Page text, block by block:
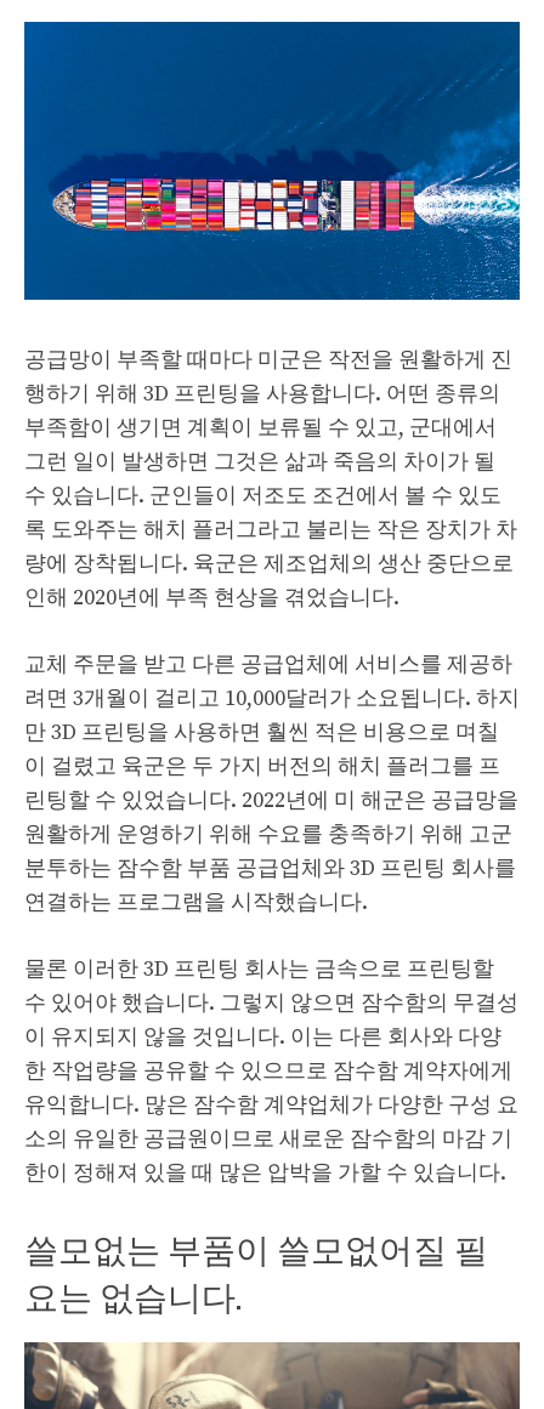
공급망이 부족할 때마다 미군은 작전을 원활하게 진
행하기 위해 3D 프린팅을 사용합니다. 어떤 종류의
부족함이 생기면 계획이 보류될 수 있고, 군대에서
그런 일이 발생하면 그것은 삶과 죽음의 차이가 될
수 있습니다. 군인들이 저조도 조건에서 볼 수 있도
록 도와주는 해치 플러그라고 불리는 작은 장치가 차
량에 장착됩니다. 육군은 제조업체의 생산 중단으로
인해 2020년에 부족 현상을 겪었습니다.
교체 주문을 받고 다른 공급업체에 서비스를 제공하
려면 3개월이 걸리고 10,000달러가 소요됩니다. 하지
만 3D 프린팅을 사용하면 훨씬 적은 비용으로 며칠
이 걸렸고 육군은 두 가지 버전의 해치 플러그를 프
린팅할 수 있었습니다. 2022년에 미 해군은 공급망을
원활하게 운영하기 위해 수요를 충족하기 위해 고군
분투하는 잠수함 부품 공급업체와 3D 프린팅 회사를
연결하는 프로그램을 시작했습니다.
물론 이러한 3D 프린팅 회사는 금속으로 프린팅할
수 있어야 했습니다. 그렇지 않으면 잠수함의 무결성
이 유지되지 않을 것입니다. 이는 다른 회사와 다양
한 작업량을 공유할 수 있으므로 잠수함 계약자에게
유익합니다. 많은 잠수함 계약업체가 다양한 구성 요
소의 유일한 공급원이므로 새로운 잠수함의 마감 기
한이 정해져 있을 때 많은 압박을 가할 수 있습니다.
쓸모없는 부품이 쓸모없어질 필
요는 없습니다.